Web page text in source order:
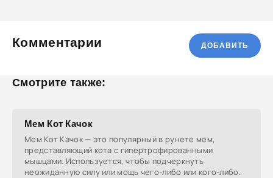
Комментарии ДОБАВИТЬ
Смотрите также:
Мем Кот Качок
Мем Кот Качок — это популярный в рунете мем,
представляющий кота с гипертрофированными
мышцами. Используется, чтобы подчеркнуть
неожиданную силу или мощь чего-либо или кого-либо.